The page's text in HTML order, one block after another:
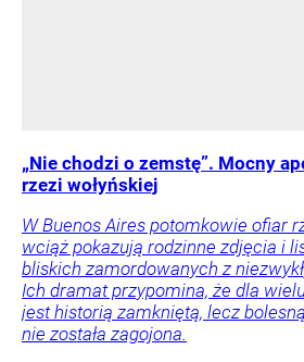
„Nie chodzi o zemstę”. Mocny
rzezi wołyńskiej
W Buenos Aires potomkowie ofiar
wciąż pokazują rodzinne zdjęcia i
bliskich zamordowanych z
Ich dramat przypomina, że dla
jest historią zamkniętą, lecz
nie została zagojona.